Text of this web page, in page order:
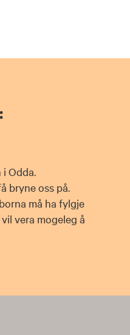
Odda.
bryne oss på.
må ha fylgje
vera mogeleg å